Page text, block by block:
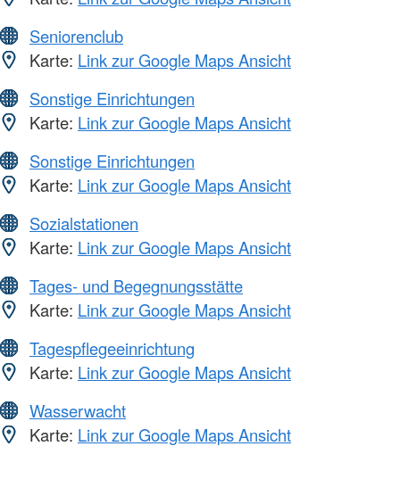
Seniorenclub
Karte: Link zur Google Maps Ansicht
Sonstige Einrichtungen
Karte: Link zur Google Maps Ansicht
Sonstige Einrichtungen
Karte: Link zur Google Maps Ansicht
Sozialstationen
Karte: Link zur Google Maps Ansicht
Tages- und Begegnungsstätte
Karte: Link zur Google Maps Ansicht
Tagespflegeeinrichtung
Karte: Link zur Google Maps Ansicht
Wasserwacht
Karte: Link zur Google Maps Ansicht